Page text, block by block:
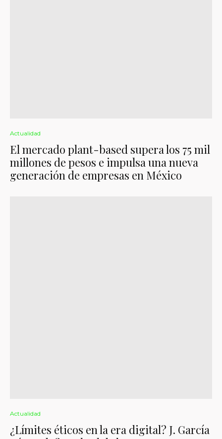
Actualidad
El mercado plant-based supera los 75 mil
millones de pesos e impulsa una nueva
generación de empresas en México
Actualidad
¿Límites éticos en la era digital? J. García